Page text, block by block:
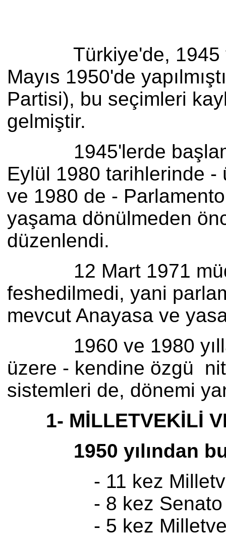
Türkiye'de, 1945
Mayıs 1950'de
Partisi), bu seçimleri
gelmiştir.
1945'lerde başlamış
Eylül 1980 tarihlerinde -
ve 1980 de -
yaşama dönülmeden
düzenlendi.
12 Mart 1971
feshedilmedi, yani
mevcut Anayasa ve
1960 ve 1980
üzere - kendine özgü
sistemleri de, dönemi
1- MİLLETVEKİLİ
1950 yılından bu
- 11 kez
- 8 kez Senato
- 5 kez